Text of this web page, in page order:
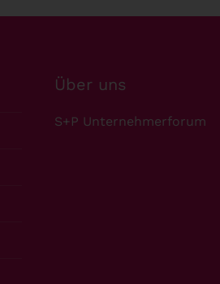
Über uns
S+P Unternehmerforum